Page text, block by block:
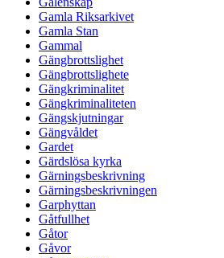
Gamla Riksarkivet
Gamla Stan
Gammal
Gängbrottslighet
Gängbrottslighete
Gängkriminalitet
Gängkriminaliteten
Gängskjutningar
Gängvåldet
Gardet
Gärdslösa kyrka
Gärningsbeskrivning
Gärningsbeskrivningen
Garphyttan
Gåtfullhet
Gåtor
Gåvor